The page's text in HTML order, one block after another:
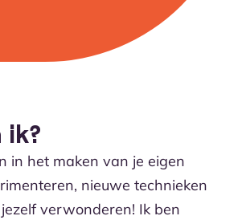
ik?
in het maken van je eigen
nieuwe technieken
verwonderen! Ik ben